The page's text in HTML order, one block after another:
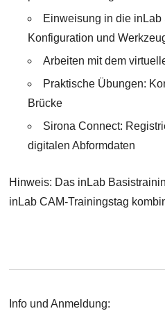
Einweisung in die
Konfiguration und
Arbeiten mit dem
Praktische Übungen:
Brücke
Sirona Connect:
digitalen Abformdaten
Hinweis: Das inLab
inLab CAM-Trainingstag
Info und Anmeldung: